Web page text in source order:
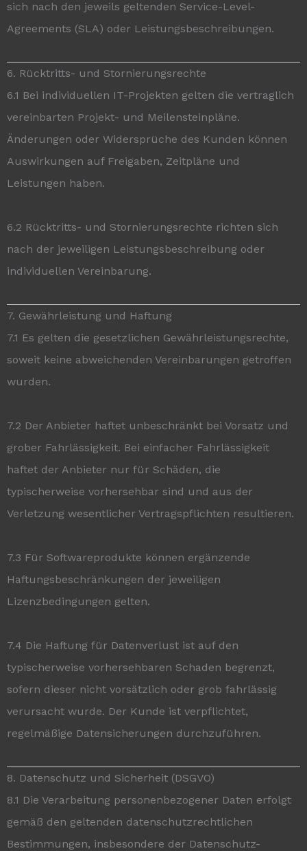
sich nach den jeweils geltenden Service-Level-
Agreements (SLA) oder Leistungsbeschreibungen.
6. Rücktritts- und Stornierungsrechte
6.1 Bei individuellen IT-Projekten gelten die vertraglich
vereinbarten Projekt- und Meilensteinpläne.
Änderungen oder Widersprüche des Kunden können
Auswirkungen auf Freigaben, Zeitpläne und
Leistungen haben.
6.2 Rücktritts- und Stornierungsrechte richten sich
nach der jeweiligen Leistungsbeschreibung oder
individuellen Vereinbarung.
7. Gewährleistung und Haftung
7.1 Es gelten die gesetzlichen Gewährleistungsrechte,
soweit keine abweichenden Vereinbarungen getroffen
wurden.
7.2 Der Anbieter haftet unbeschränkt bei Vorsatz und
grober Fahrlässigkeit. Bei einfacher Fahrlässigkeit
haftet der Anbieter nur für Schäden, die
typischerweise vorhersehbar sind und aus der
Verletzung wesentlicher Vertragspflichten resultieren.
7.3 Für Softwareprodukte können ergänzende
Haftungsbeschränkungen der jeweiligen
Lizenzbedingungen gelten.
7.4 Die Haftung für Datenverlust ist auf den
typischerweise vorhersehbaren Schaden begrenzt,
sofern dieser nicht vorsätzlich oder grob fahrlässig
verursacht wurde. Der Kunde ist verpflichtet,
regelmäßige Datensicherungen durchzuführen.
8. Datenschutz und Sicherheit (DSGVO)
8.1 Die Verarbeitung personenbezogener Daten erfolgt
gemäß den geltenden datenschutzrechtlichen
Bestimmungen, insbesondere der Datenschutz-